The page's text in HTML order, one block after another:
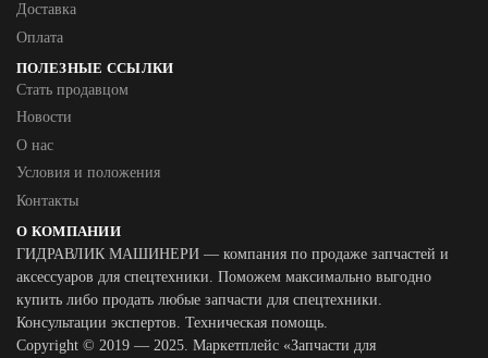
Доставка
Оплата
ПОЛЕЗНЫЕ ССЫЛКИ
Стать продавцом
Новости
О нас
Условия и положения
Контакты
О КОМПАНИИ
ГИДРАВЛИК МАШИНЕРИ — компания по продаже запчастей и
аксессуаров для спецтехники. Поможем максимально выгодно
купить либо продать любые запчасти для спецтехники.
Консультации экспертов. Техническая помощь.
Copyright © 2019 — 2025. Маркетплейс «Запчасти для